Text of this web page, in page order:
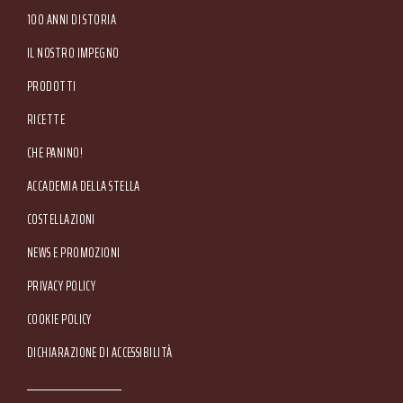
Tel. +39 045.80.97.511 - Fax +39 045.55.15.89
100 ANNI DI STORIA
IL NOSTRO IMPEGNO
PRODOTTI
RICETTE
CHE PANINO!
ACCADEMIA DELLA STELLA
COSTELLAZIONI
NEWS E PROMOZIONI
Footer Service Menu
PRIVACY POLICY
COOKIE POLICY
DICHIARAZIONE DI ACCESSIBILITÀ